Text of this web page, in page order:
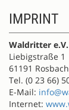
IMPRINT
Waldritter e.V.
Liebigstraße 1
61191
Tel. (0 23 66)
E-Mail:
Internet: